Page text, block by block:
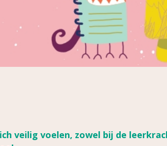
veilig voelen, zowel bij de